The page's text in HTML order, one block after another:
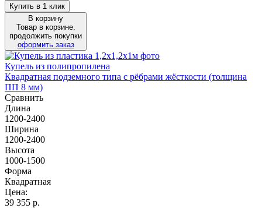
Купить в 1 клик
В корзину
Товар в корзине.
продолжить покупки
оформить заказ
Купель из полипропилена
Квадратная подземного типа с рёбрами жёсткости (толщина
ПП 8 мм)
Сравнить
Длина
1200-2400
Ширина
1200-2400
Высота
1000-1500
Форма
Квадратная
Цена:
39 355 р.